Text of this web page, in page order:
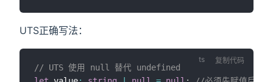
UTS正确写法：
// UTS 使用 null 替代 undefined
复制代码